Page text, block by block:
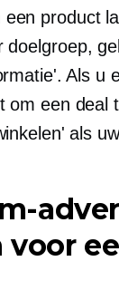
een product
doelgroep,
Als u
om een ​​deal
als
voor